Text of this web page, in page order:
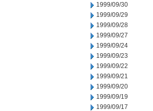
1999/09/30
1999/09/29
1999/09/28
1999/09/27
1999/09/24
1999/09/23
1999/09/22
1999/09/21
1999/09/20
1999/09/19
1999/09/17